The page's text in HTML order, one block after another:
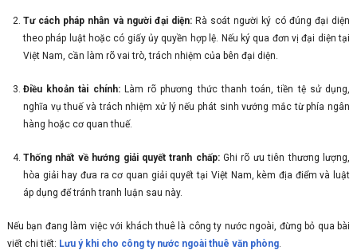
Tư cách pháp nhân và người đại diện:Rà soát người ký có đúng đại diện
theo pháp luật hoặc có giấy ủy quyền hợp lệ. Nếu ký qua đơn vị đại diện tại
Việt Nam, cần làm rõ vai trò, trách nhiệm của bên đại diện.
Điều khoản tài chính:Làm rõ phương thức thanh toán, tiền tệ sử dụng,
nghĩa vụ thuế và trách nhiệm xử lý nếu phát sinh vướng mắc từ phía ngân
hàng hoặc cơ quan thuế.
Thống nhất về hướng giải quyết tranh chấp:Ghi rõ ưu tiên thương lượng,
hòa giải hay đưa ra cơ quan giải quyết tại Việt Nam, kèm địa điểm và luật
áp dụng để tránh tranh luận sau này.
Nếu bạn đang làm việc với khách thuê là công ty nước ngoài, đừng bỏ qua bài
viết chi tiết: Lưu ý khi cho công ty nước ngoài thuê văn phòng.